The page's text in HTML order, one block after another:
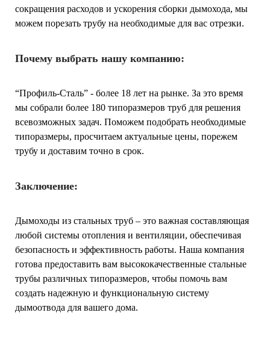
сокращения расходов и ускорения сборки дымохода, мы
можем порезать трубу на необходимые для вас отрезки.
Почему выбрать нашу компанию:
“Профиль-Сталь” - более 18 лет на рынке. За это время
мы собрали более 180 типоразмеров труб для решения
всевозможных задач. Поможем подобрать необходимые
типоразмеры, просчитаем актуальные цены, порежем
трубу и доставим точно в срок.
Заключение:
Дымоходы из стальных труб – это важная составляющая
любой системы отопления и вентиляции, обеспечивая
безопасность и эффективность работы. Наша компания
готова предоставить вам высококачественные стальные
трубы различных типоразмеров, чтобы помочь вам
создать надежную и функциональную систему
дымоотвода для вашего дома.